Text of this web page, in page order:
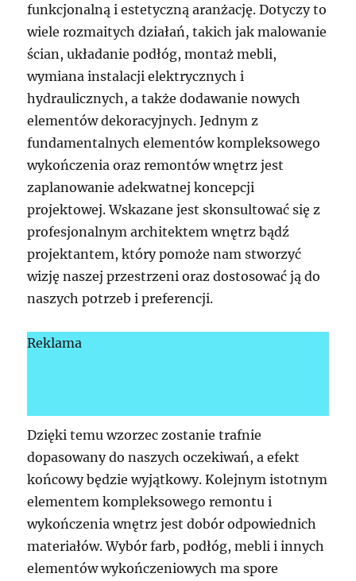
funkcjonalną i estetyczną aranżację. Dotyczy to
wiele rozmaitych działań, takich jak malowanie
ścian, układanie podłóg, montaż mebli,
wymiana instalacji elektrycznych i
hydraulicznych, a także dodawanie nowych
elementów dekoracyjnych. Jednym z
fundamentalnych elementów kompleksowego
wykończenia oraz remontów wnętrz jest
zaplanowanie adekwatnej koncepcji
projektowej. Wskazane jest skonsultować się z
profesjonalnym architektem wnętrz bądź
projektantem, który pomoże nam stworzyć
wizję naszej przestrzeni oraz dostosować ją do
naszych potrzeb i preferencji.
Reklama
Dzięki temu wzorzec zostanie trafnie
dopasowany do naszych oczekiwań, a efekt
końcowy będzie wyjątkowy. Kolejnym istotnym
elementem kompleksowego remontu i
wykończenia wnętrz jest dobór odpowiednich
materiałów. Wybór farb, podłóg, mebli i innych
elementów wykończeniowych ma spore